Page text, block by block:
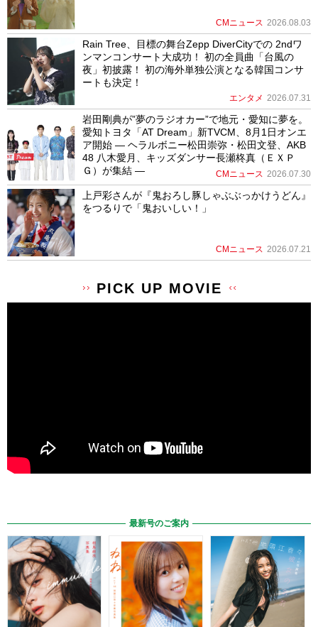
CMニュース 2026.08.03
Rain Tree、目標の舞台Zepp DiverCityでの 2ndワ
ンマンコンサート大成功！ 初の全員曲「台風の
夜」初披露！ 初の海外単独公演となる韓国コンサ
ートも決定！
エンタメ 2026.07.31
岩田剛典が”夢のラジオカー”で地元・愛知に夢を。
愛知トヨタ「AT Dream」新TVCM、8月1日オンエ
ア開始 ― ヘラルボニー松田崇弥・松田文登、AKB
48 八木愛月、キッズダンサー長瀬柊真（ＥＸＰ
Ｇ）が集結 ―
CMニュース 2026.07.30
上戸彩さんが『鬼おろし豚しゃぶぶっかけうどん』
をつるりで「鬼おいしい！」
CMニュース 2026.07.21
PICK UP MOVIE
最新号のご案内